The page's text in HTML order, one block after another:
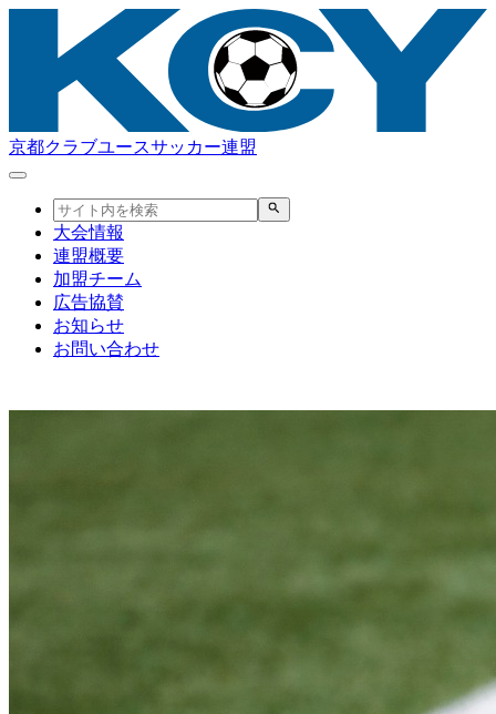
京都クラブユースサッカー連盟
大会情報
連盟概要
加盟チーム
広告協賛
お知らせ
お問い合わせ